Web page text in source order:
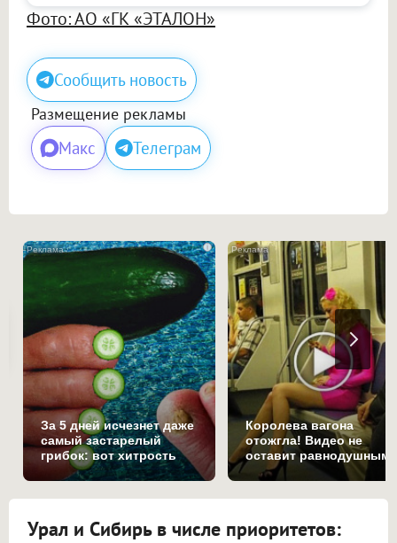
Фото: АО «ГК «ЭТАЛОН»
Сообщить новость
Размещение рекламы
Макс Телеграм
i
За 5 дней исчезнет даже
самый застарелый
грибок: вот хитрость
Королева вагона
отожгла! Видео не
оставит равнодушным
Урал и Сибирь в числе приоритетов: